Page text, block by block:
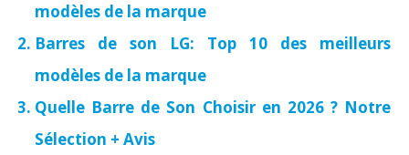
modèles de la marque
Barres de son LG: Top 10 des meilleurs
modèles de la marque
Quelle Barre de Son Choisir en 2026 ? Notre
Sélection + Avis